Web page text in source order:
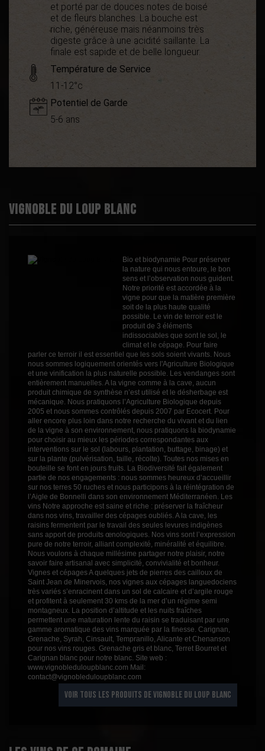
et porté par de douces notes de boisé
et de fleurs blanches. La bouche est
riche, généreuse mais néanmoins très
digeste grâce à une acidité saillante. La
finale est sapide et de belle longueur.
Température de Service
11-12°c
Potentiel de Garde
5-6 ans
Épicé 2
Boisé
Blanc
2022
150cl
Vignoble du Loup Blanc
Bio et biodynamie Pour préserver
la nature qui nous entoure, le bon
sens et l’observation nous guident.
Notre priorité est accordée à la
vigne pour que la matière première
soit de la plus haute qualité
possible. Le vin de terroir est le
produit de 3 éléments
indissociables que sont le sol, le
climat et le cépage. Pour faire
parler ce terroir il est essentiel que les sols soient vivants. Nous
nous sommes logiquement orientés vers l'Agriculture Biologique
et une vinification la plus naturelle possible. Les vendanges sont
entièrement manuelles. A la vigne comme à la cave, aucun
produit chimique de synthèse n’est utilisé et le désherbage est
mécanique. Nous pratiquons l’Agriculture Biologique depuis
2005 et nous sommes contrôlés depuis 2007 par Ecocert. Pour
aller encore plus loin dans notre recherche du vivant et du lien
de la vigne à son environnement, nous pratiquons la biodynamie
pour choisir au mieux les périodes correspondantes aux
interventions sur le sol (labours, plantation, buttage, binage) et
sur la plante (pulvérisation, taille, récolte). Toutes nos mises en
bouteille se font en jours fruits. La Biodiversité fait également
partie de nos engagements : nous sommes heureux d’accueillir
sur nos terres 50 ruches et nous participons à la réintégration de
l’Aigle de Bonnelli dans son environnement Méditerranéen. Les
vins Notre approche est saine et riche : préserver la fraîcheur
dans nos vins, travailler des cépages oubliés. A la cave, les
raisins fermentent par le travail des seules levures indigènes
sans apport de produits œnologiques. Nos vins sont l’expression
pure de notre terroir, alliant complexité, minéralité et équilibre.
Nous voulons à chaque millésime partager notre plaisir, notre
savoir faire artisanal avec simplicité, convivialité et bonheur.
Vignes et cépages A quelques jets de pierres des cailloux de
Saint Jean de Minervois, nos vignes aux cépages languedociens
très variés s’enracinent dans un sol de calcaire et d’argile rouge
et profitent à seulement 30 kms de la mer d’un régime semi
montagneux. La position d’altitude et les nuits fraîches
permettent une maturation lente du raisin se traduisant par une
gamme aromatique des vins marquée par la finesse. Carignan,
Grenache, Syrah, Cinsault, Tempranillo, Alicante et Chenanson
pour nos vins rouges. Grenache gris et blanc, Terret Bourret et
Carignan blanc pour notre blanc. Site web :
www.vignobleduloupblanc.com Mail:
contact@vignobleduloupblanc.com
VOIR TOUS LES PRODUITS DE VIGNOBLE DU LOUP BLANC